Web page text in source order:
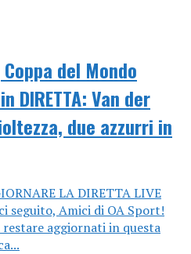
del Mondo
DIRETTA: Van der
due azzurri in
LA DIRETTA LIVE
seguito, Amici di OA Sport!
aggiornati in questa